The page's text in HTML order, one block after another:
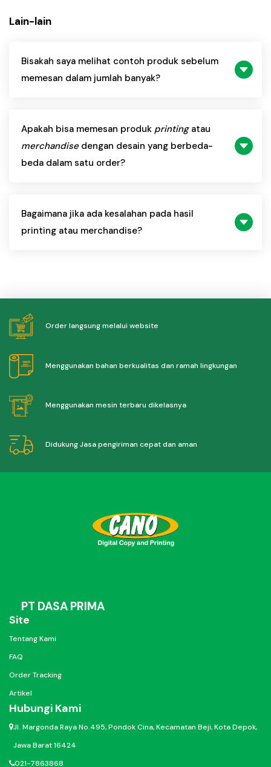
Lain-lain
Bisakah saya melihat contoh produk sebelum
memesan dalam jumlah banyak?
Apakah bisa memesan produk printingatau
merchandisedengan desain yang berbeda-
beda dalam satu order?
Bagaimana jika ada kesalahan pada hasil
printing atau merchandise?
Order langsung melalui website
Menggunakan bahan berkualitas dan ramah lingkungan
Menggunakan mesin terbaru dikelasnya
Didukung Jasa pengiriman cepat dan aman
PT DASA PRIMA
Site
Tentang Kami
FAQ
Order Tracking
Artikel
Hubungi Kami
Jl. Margonda Raya No.495, Pondok Cina, Kecamatan Beji, Kota Depok,
Jawa Barat 16424
021-7863868